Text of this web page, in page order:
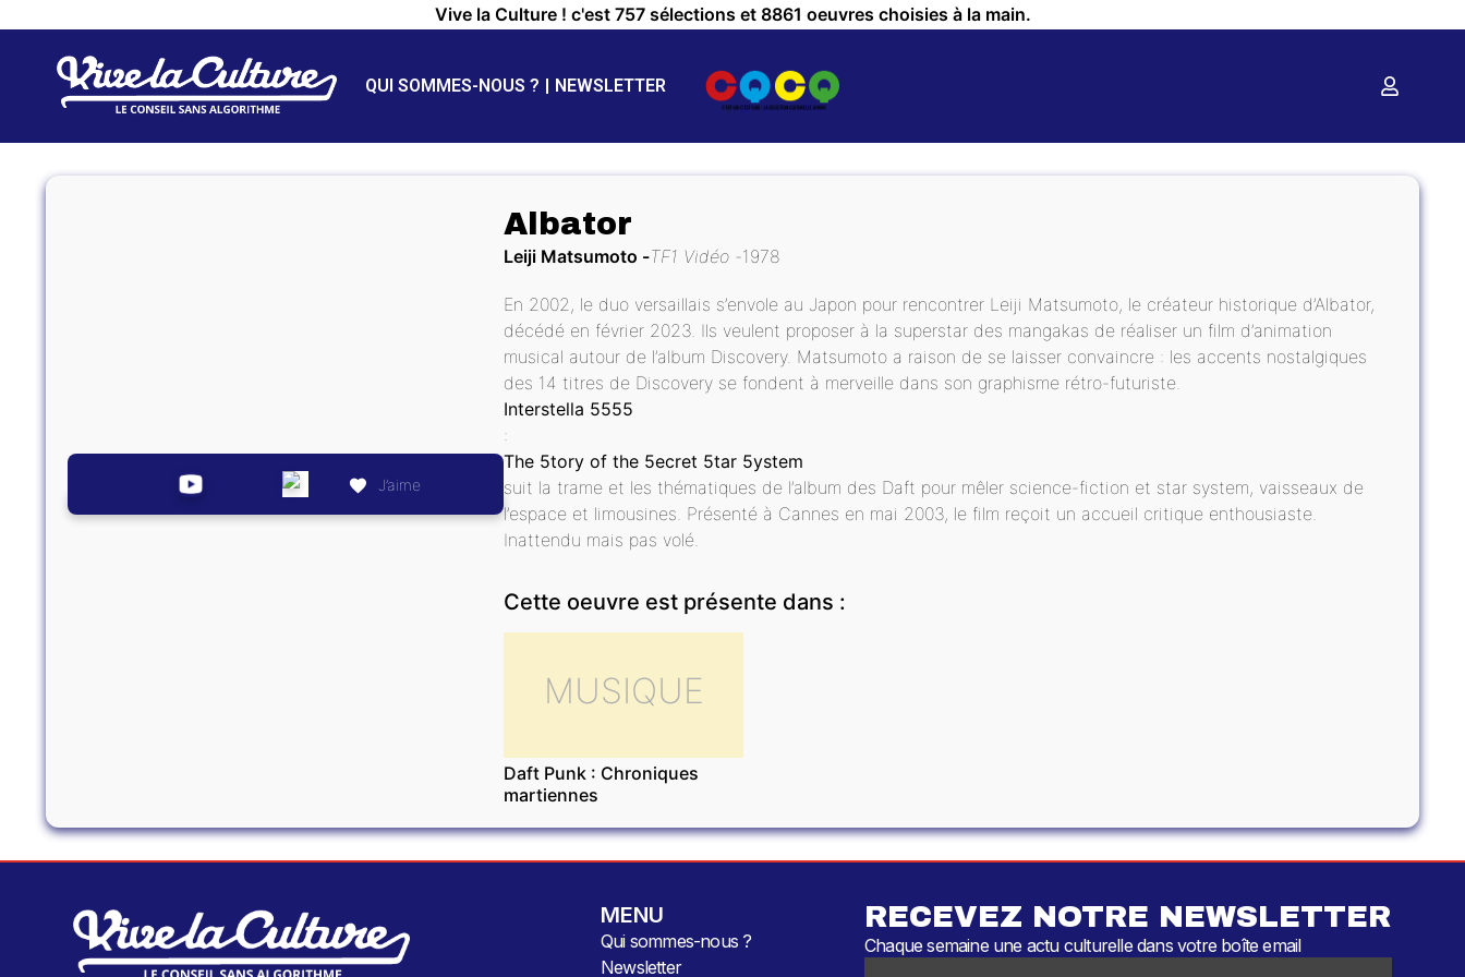
Vive la Culture ! c'est 757 sélections et 8861 oeuvres choisies à la main.
QUI SOMMES-NOUS ? NEWSLETTER
J’aime
Albator
Leiji Matsumoto TF1 Vidéo 1978
En 2002, le duo versaillais s’envole au Japon pour rencontrer Leiji Matsumoto, le créateur historique d’Albator,
décédé en février 2023. Ils veulent proposer à la superstar des mangakas de réaliser un film d’animation
musical autour de l’album Discovery. Matsumoto a raison de se laisser convaincre : les accents nostalgiques
des 14 titres de Discovery se fondent à merveille dans son graphisme rétro-futuriste.
Interstella 5555
:
The 5tory of the 5ecret 5tar 5ystem
suit la trame et les thématiques de l’album des Daft pour mêler science-fiction et star system, vaisseaux de
l’espace et limousines. Présenté à Cannes en mai 2003, le film reçoit un accueil critique enthousiaste.
Inattendu mais pas volé.
Cette oeuvre est présente dans :
MUSIQUE
Daft Punk : Chroniques
martiennes
MENU
Qui sommes-nous ?
Newsletter
RECEVEZ NOTRE NEWSLETTER
Chaque semaine une actu culturelle dans votre boîte email